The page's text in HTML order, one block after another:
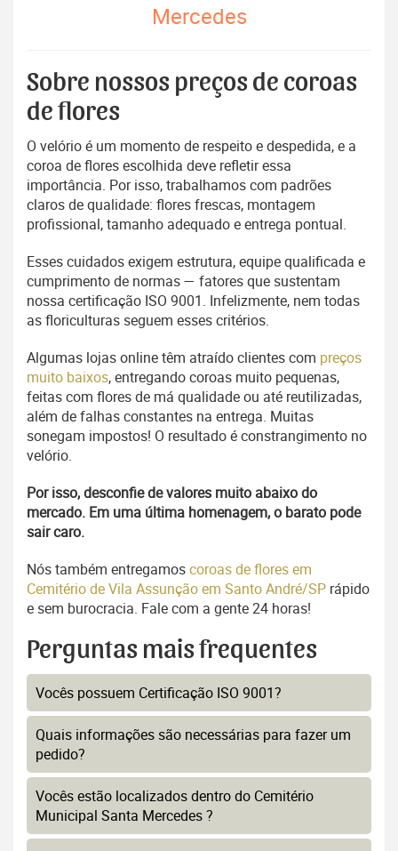
Mercedes
Sobre nossos preços de coroas
de flores
O velório é um momento de respeito e despedida, e a
coroa de flores escolhida deve refletir essa
importância. Por isso, trabalhamos com padrões
claros de qualidade: flores frescas, montagem
profissional, tamanho adequado e entrega pontual.
Esses cuidados exigem estrutura, equipe qualificada e
cumprimento de normas — fatores que sustentam
nossa certificação ISO 9001. Infelizmente, nem todas
as floriculturas seguem esses critérios.
Algumas lojas online têm atraído clientes com preços
muito baixos, entregando coroas muito pequenas,
feitas com flores de má qualidade ou até reutilizadas,
além de falhas constantes na entrega. Muitas
sonegam impostos! O resultado é constrangimento no
velório.
Por isso, desconfie de valores muito abaixo do
mercado. Em uma última homenagem, o barato pode
sair caro.
Nós também entregamoscoroas de flores em
Cemitério de Vila Assunção em Santo André/SP rápido
e sem burocracia. Fale com a gente 24 horas!
Perguntas mais frequentes
Vocês possuem Certificação ISO 9001?
Quais informações são necessárias para fazer um
pedido?
Vocês estão localizados dentro do Cemitério
Municipal Santa Mercedes ?